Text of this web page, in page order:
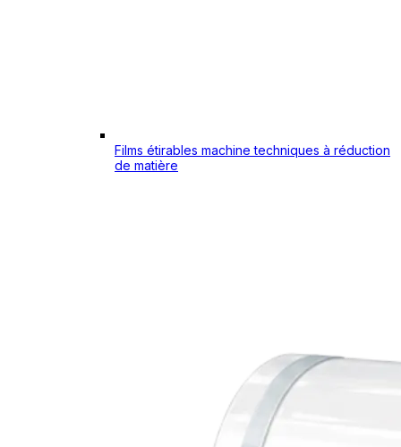
Films étirables machine techniques à réduction
de matière